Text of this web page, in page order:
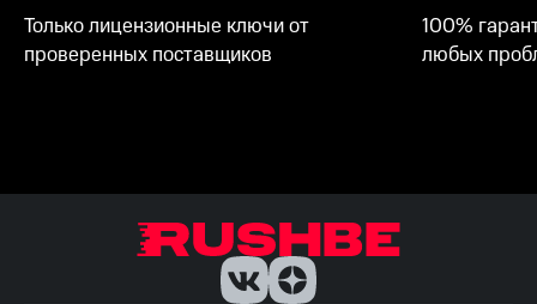
Только лицензионные ключи от
проверенных поставщиков
100%
любых